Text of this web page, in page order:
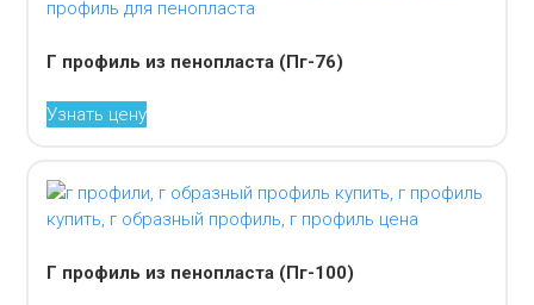
Г профиль из пенопласта (Пг-76)
Узнать цену
Г профиль из пенопласта (Пг-100)